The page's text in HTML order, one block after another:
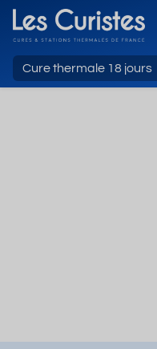
Cure thermale 18 jours